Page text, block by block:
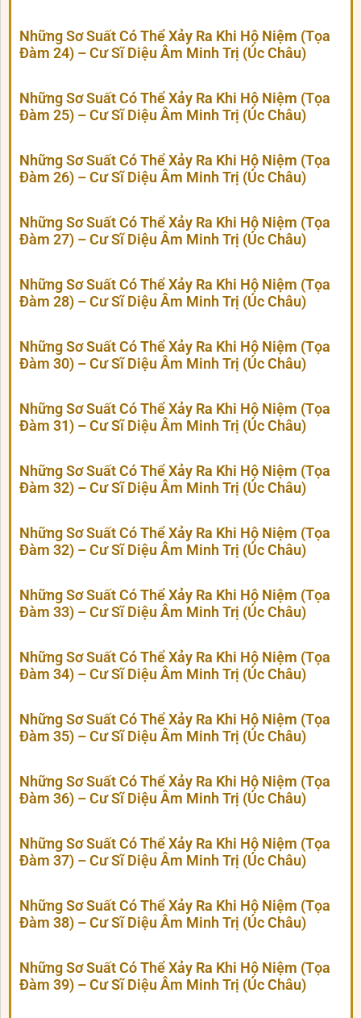
Những Sơ Suất Có Thể Xảy Ra Khi Hộ Niệm (Tọa
Đàm 24) – Cư Sĩ Diệu Âm Minh Trị (Úc Châu)
Những Sơ Suất Có Thể Xảy Ra Khi Hộ Niệm (Tọa
Đàm 25) – Cư Sĩ Diệu Âm Minh Trị (Úc Châu)
Những Sơ Suất Có Thể Xảy Ra Khi Hộ Niệm (Tọa
Đàm 26) – Cư Sĩ Diệu Âm Minh Trị (Úc Châu)
Những Sơ Suất Có Thể Xảy Ra Khi Hộ Niệm (Tọa
Đàm 27) – Cư Sĩ Diệu Âm Minh Trị (Úc Châu)
Những Sơ Suất Có Thể Xảy Ra Khi Hộ Niệm (Tọa
Đàm 28) – Cư Sĩ Diệu Âm Minh Trị (Úc Châu)
Những Sơ Suất Có Thể Xảy Ra Khi Hộ Niệm (Tọa
Đàm 30) – Cư Sĩ Diệu Âm Minh Trị (Úc Châu)
Những Sơ Suất Có Thể Xảy Ra Khi Hộ Niệm (Tọa
Đàm 31) – Cư Sĩ Diệu Âm Minh Trị (Úc Châu)
Những Sơ Suất Có Thể Xảy Ra Khi Hộ Niệm (Tọa
Đàm 32) – Cư Sĩ Diệu Âm Minh Trị (Úc Châu)
Những Sơ Suất Có Thể Xảy Ra Khi Hộ Niệm (Tọa
Đàm 32) – Cư Sĩ Diệu Âm Minh Trị (Úc Châu)
Những Sơ Suất Có Thể Xảy Ra Khi Hộ Niệm (Tọa
Đàm 33) – Cư Sĩ Diệu Âm Minh Trị (Úc Châu)
Những Sơ Suất Có Thể Xảy Ra Khi Hộ Niệm (Tọa
Đàm 34) – Cư Sĩ Diệu Âm Minh Trị (Úc Châu)
Những Sơ Suất Có Thể Xảy Ra Khi Hộ Niệm (Tọa
Đàm 35) – Cư Sĩ Diệu Âm Minh Trị (Úc Châu)
Những Sơ Suất Có Thể Xảy Ra Khi Hộ Niệm (Tọa
Đàm 36) – Cư Sĩ Diệu Âm Minh Trị (Úc Châu)
Những Sơ Suất Có Thể Xảy Ra Khi Hộ Niệm (Tọa
Đàm 37) – Cư Sĩ Diệu Âm Minh Trị (Úc Châu)
Những Sơ Suất Có Thể Xảy Ra Khi Hộ Niệm (Tọa
Đàm 38) – Cư Sĩ Diệu Âm Minh Trị (Úc Châu)
Những Sơ Suất Có Thể Xảy Ra Khi Hộ Niệm (Tọa
Đàm 39) – Cư Sĩ Diệu Âm Minh Trị (Úc Châu)